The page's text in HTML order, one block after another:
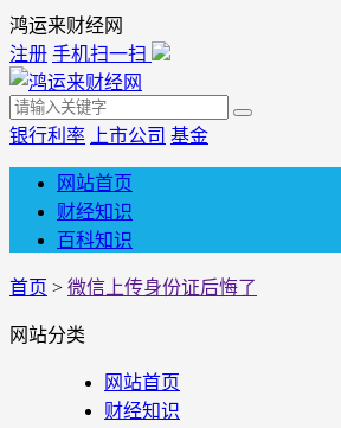
鸿运来财经网
注册 手机扫一扫
银行利率 上市公司 基金
网站首页
财经知识
百科知识
首页 > 微信上传身份证后悔了
网站分类
网站首页
财经知识